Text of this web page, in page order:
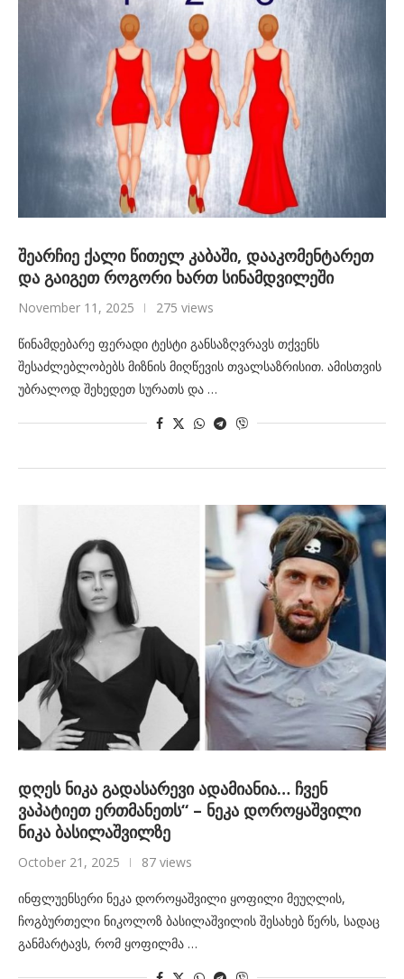
შეარჩიე ქალი წითელ კაბაში, დააკომენტარეთ
და გაიგეთ როგორი ხართ სინამდვილეში
November 11, 2025 275 views
წინამდებარე ფერადი ტესტი განსაზღვრავს თქვენს
შესაძლებლობებს მიზნის მიღწევის თვალსაზრისით. ამისთვის
უბრალოდ შეხედეთ სურათს და …
დღეს ნიკა გადასარევი ადამიანია… ჩვენ
ვაპატიეთ ერთმანეთს“ – ნეკა დოროყაშვილი
ნიკა ბასილაშვილზე
October 21, 2025 87 views
ინფლუენსერი ნეკა დოროყაშვილი ყოფილი მეუღლის,
ჩოგბურთელი ნიკოლოზ ბასილაშვილის შესახებ წერს, სადაც
განმარტავს, რომ ყოფილმა …